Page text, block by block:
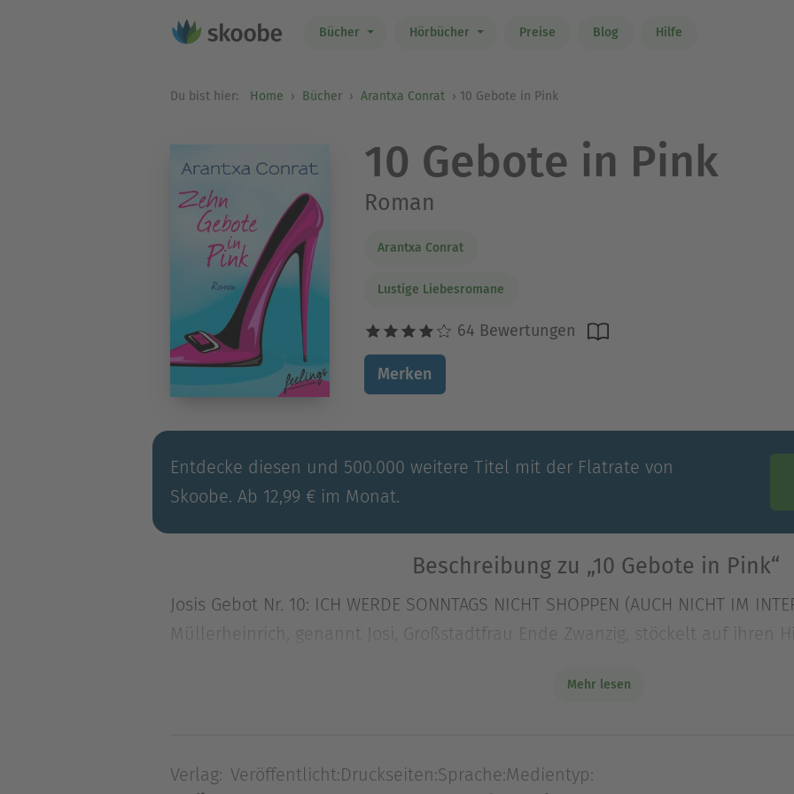
Bücher Hörbücher Preise Blog Hilfe
Du bist hier: Home Bücher Arantxa Conrat 10 Gebote in Pink
10 Gebote in Pink
Roman
Arantxa Conrat
Lustige Liebesromane
64 Bewertungen
Merken
Entdecke diesen und 500.000 weitere Titel mit der Flatrate von
Skoobe. Ab 12,99 € im Monat.
Beschreibung zu „10 Gebote in Pink“
Josis Gebot Nr. 10: ICH WERDE SONNTAGS NICHT SHOPPEN (AUCH NICHT IM
Müllerheinrich, genannt Josi, Großstadtfrau Ende Zwanzig, stöckelt auf ihren
Josis Gebot Nr. 10: ICH WERDE SONNTAGS NICHT SHOPPEN (AUCH NICHT IM
einzuhauchen. Der Weg: Aus den echten zehn Geboten leitet sie ihre ganz
Mehr lesen
Verlag: Veröffentlicht:Druckseiten:Sprache:Medientyp: